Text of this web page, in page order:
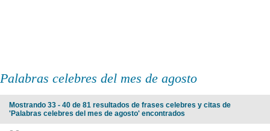
Palabras celebres del mes de agosto
Mostrando 33 - 40 de 81 resultados de frases celebres y citas de
'Palabras celebres del mes de agosto' encontrados